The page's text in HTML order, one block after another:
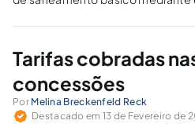
Executivo. Trata-se, em
compulsória.
Tarifas cobradas
concessões
Por Melina Breckenfeld Reck
Destacado em 13 de Fevereiro de